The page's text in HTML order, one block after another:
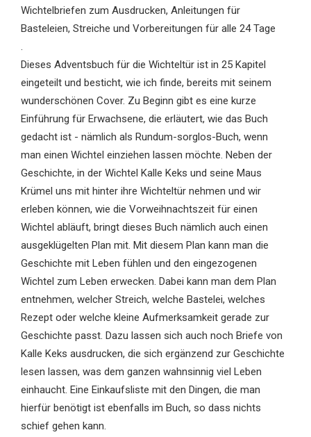
Wichtelbriefen zum Ausdrucken, Anleitungen für
Basteleien, Streiche und Vorbereitungen für alle 24 Tage
.
Dieses Adventsbuch für die Wichteltür ist in 25 Kapitel
eingeteilt und besticht, wie ich finde, bereits mit seinem
wunderschönen Cover. Zu Beginn gibt es eine kurze
Einführung für Erwachsene, die erläutert, wie das Buch
gedacht ist - nämlich als Rundum-sorglos-Buch, wenn
man einen Wichtel einziehen lassen möchte. Neben der
Geschichte, in der Wichtel Kalle Keks und seine Maus
Krümel uns mit hinter ihre Wichteltür nehmen und wir
erleben können, wie die Vorweihnachtszeit für einen
Wichtel abläuft, bringt dieses Buch nämlich auch einen
ausgeklügelten Plan mit. Mit diesem Plan kann man die
Geschichte mit Leben fühlen und den eingezogenen
Wichtel zum Leben erwecken. Dabei kann man dem Plan
entnehmen, welcher Streich, welche Bastelei, welches
Rezept oder welche kleine Aufmerksamkeit gerade zur
Geschichte passt. Dazu lassen sich auch noch Briefe von
Kalle Keks ausdrucken, die sich ergänzend zur Geschichte
lesen lassen, was dem ganzen wahnsinnig viel Leben
einhaucht. Eine Einkaufsliste mit den Dingen, die man
hierfür benötigt ist ebenfalls im Buch, so dass nichts
schief gehen kann.